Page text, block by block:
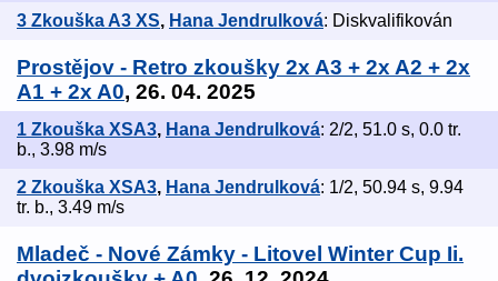
3 Zkouška A3 XS, Hana Jendrulková: Diskvalifikován
Prostějov - Retro zkoušky 2x A3 + 2x A2 + 2x
A1 + 2x A0, 26. 04. 2025
1 Zkouška XSA3, Hana Jendrulková: 2/2, 51.0 s, 0.0 tr.
b., 3.98 m/s
2 Zkouška XSA3, Hana Jendrulková: 1/2, 50.94 s, 9.94
tr. b., 3.49 m/s
Mladeč - Nové Zámky - Litovel Winter Cup Ii.